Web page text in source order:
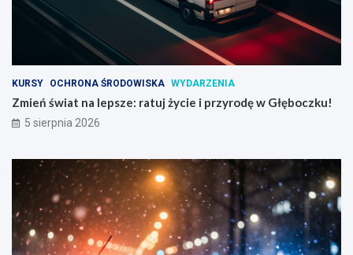
KURSY OCHRONA ŚRODOWISKA WYDARZENIA
Zmień świat na lepsze: ratuj życie i przyrodę w Głęboczku!
5 sierpnia 2026